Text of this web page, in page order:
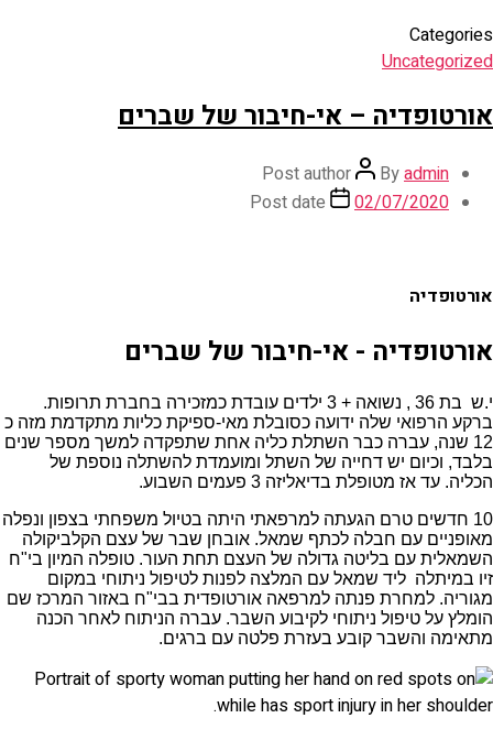
Categories
Uncategorized
אורטופדיה – אי-חיבור של שברים
Post author Byadmin
Post date
02/07/2020
אורטופדיה
אורטופדיה - אי-חיבור של שברים
י.ש בת 36 , נשואה + 3 ילדים עובדת כמזכירה בחברת תרופות.
ברקע הרפואי שלה ידועה כסובלת מאי-ספיקת כליות מתקדמת מזה כ
12 שנה, עברה כבר השתלת כליה אחת שתפקדה למשך מספר שנים
בלבד, וכיום יש דחייה של השתל ומועמדת להשתלה נוספת של
הכליה. עד אז מטופלת בדיאליזה 3 פעמים השבוע.
10 חדשים טרם הגעתה למרפאתי היתה בטיול משפחתי בצפון ונפלה
מאופניים עם חבלה לכתף שמאל. אובחן שבר של עצם הקלביקולה
השמאלית עם בליטה גדולה של העצם תחת העור. טופלה המיון בי"ח
זיו במיתלה ליד שמאל עם המלצה לפנות לטיפול ניתוחי במקום
מגוריה. למחרת פנתה למרפאה אורטופדית בבי"ח באזור המרכז שם
הומלץ על טיפול ניתוחי לקיבוע השבר. עברה הניתוח לאחר הכנה
מתאימה והשבר קובע בעזרת פלטה עם ברגים.